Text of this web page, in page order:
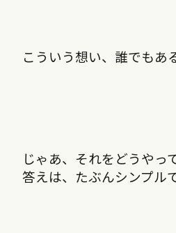
こういう想い、誰でもあ
じゃあ、それをどうやっ
答えは、たぶんシンプルで